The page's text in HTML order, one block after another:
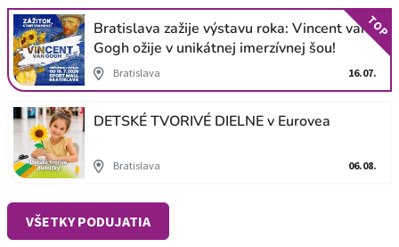
Bratislava zažije výstavu roka: Vincent van
Gogh ožije v unikátnej imerzívnej šou!
Bratislava 16.07.
TOP
DETSKÉ TVORIVÉ DIELNE v Eurovea
Bratislava 06.08.
VŠETKY PODUJATIA